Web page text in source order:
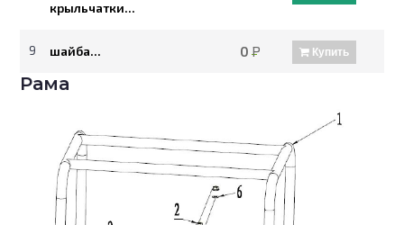
крыльчатки...
9 шайба... 0Р Купить
Рама